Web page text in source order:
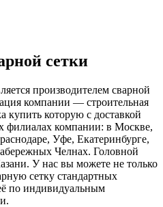
сетки
производителем сварной
компании — строительная
купить которую с доставкой
филиалах компании: в Москве,
Уфе, Екатеринбурге,
Челнах. Головной
У нас вы можете не только
сетку стандартных
по индивидуальным